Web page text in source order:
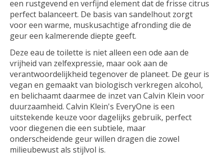
een rustgevend en verfijnd element dat de frisse citrus
perfect balanceert. De basis van sandelhout zorgt
voor een warme, muskusachtige afronding die de
geur een kalmerende diepte geeft.
Deze eau de toilette is niet alleen een ode aan de
vrijheid van zelfexpressie, maar ook aan de
verantwoordelijkheid tegenover de planeet. De geur is
vegan en gemaakt van biologisch verkregen alcohol,
en belichaamt daarmee de inzet van Calvin Klein voor
duurzaamheid. Calvin Klein's EveryOne is een
uitstekende keuze voor dagelijks gebruik, perfect
voor diegenen die een subtiele, maar
onderscheidende geur willen dragen die zowel
milieubewust als stijlvol is.